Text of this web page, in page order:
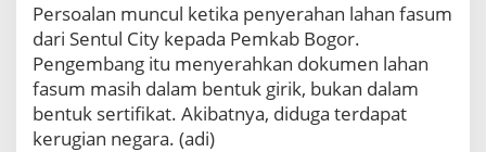
Persoalan muncul ketika penyerahan lahan fasum
dari Sentul City kepada Pemkab Bogor.
Pengembang itu menyerahkan do­kumen lahan
fasum masih dalam bentuk girik, bukan dalam
bentuk sertifikat. Akibatnya, diduga terdapat
kerugian negara. (adi)